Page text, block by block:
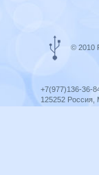
© 2010
+7(977)136-36-
125252 Россия,